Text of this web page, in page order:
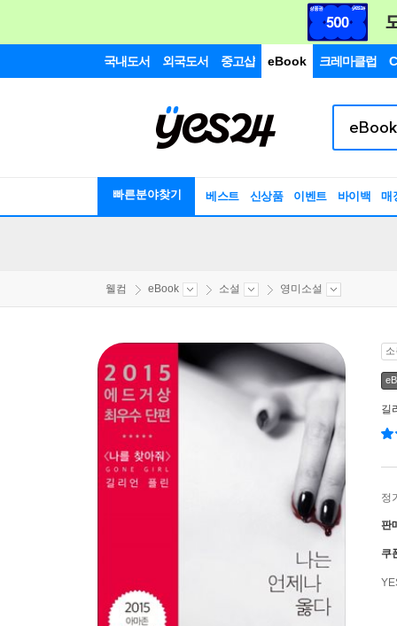
국내도서 외국도서 중고샵 eBook 크레마클럽
빠른분야찾기 베스트 신상품 이벤트 바이백 매
웰컴 eBook 소설 영미소설
길
정
판
쿠